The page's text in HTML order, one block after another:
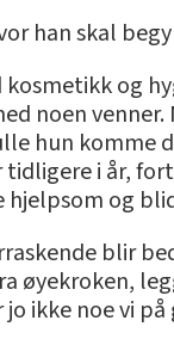
han skal
og
noen
hun komme
tidligere i år,
hjelpsom og
blir
øyekroken,
ikke noe vi